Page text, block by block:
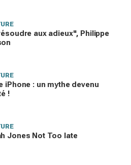
aux adieux", Philippe
iPhone : un mythe devenu
!
Jones Not Too late